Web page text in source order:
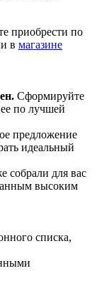
приобрести по
в магазине
Сформируйте
по лучшей
предложение
идеальный
собрали для вас
высоким
списка,